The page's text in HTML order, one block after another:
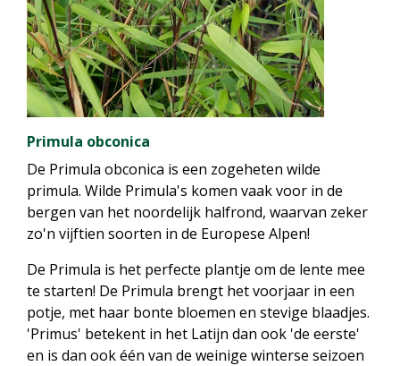
Primula obconica
De Primula obconica is een zogeheten wilde
primula. Wilde Primula's komen vaak voor in de
bergen van het noordelijk halfrond, waarvan zeker
zo'n vijftien soorten in de Europese Alpen!
De Primula is het perfecte plantje om de lente mee
te starten! De Primula brengt het voorjaar in een
potje, met haar bonte bloemen en stevige blaadjes.
'Primus' betekent in het Latijn dan ook 'de eerste'
en is dan ook één van de weinige winterse seizoen